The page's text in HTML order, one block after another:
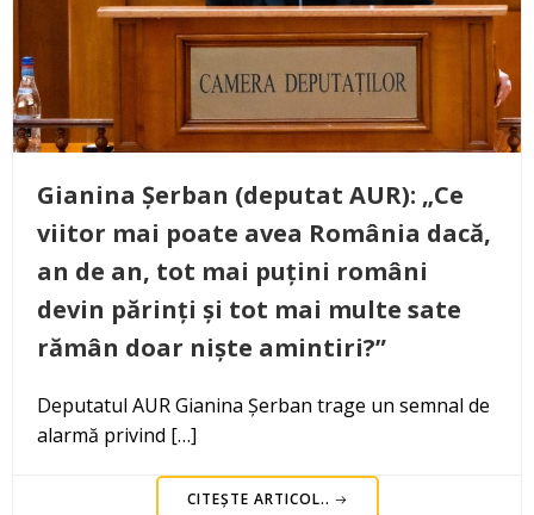
Gianina Șerban (deputat AUR): „Ce
viitor mai poate avea România dacă,
an de an, tot mai puțini români
devin părinți și tot mai multe sate
rămân doar niște amintiri?”
Deputatul AUR Gianina Șerban trage un semnal de
alarmă privind […]
CITEȘTE ARTICOL..